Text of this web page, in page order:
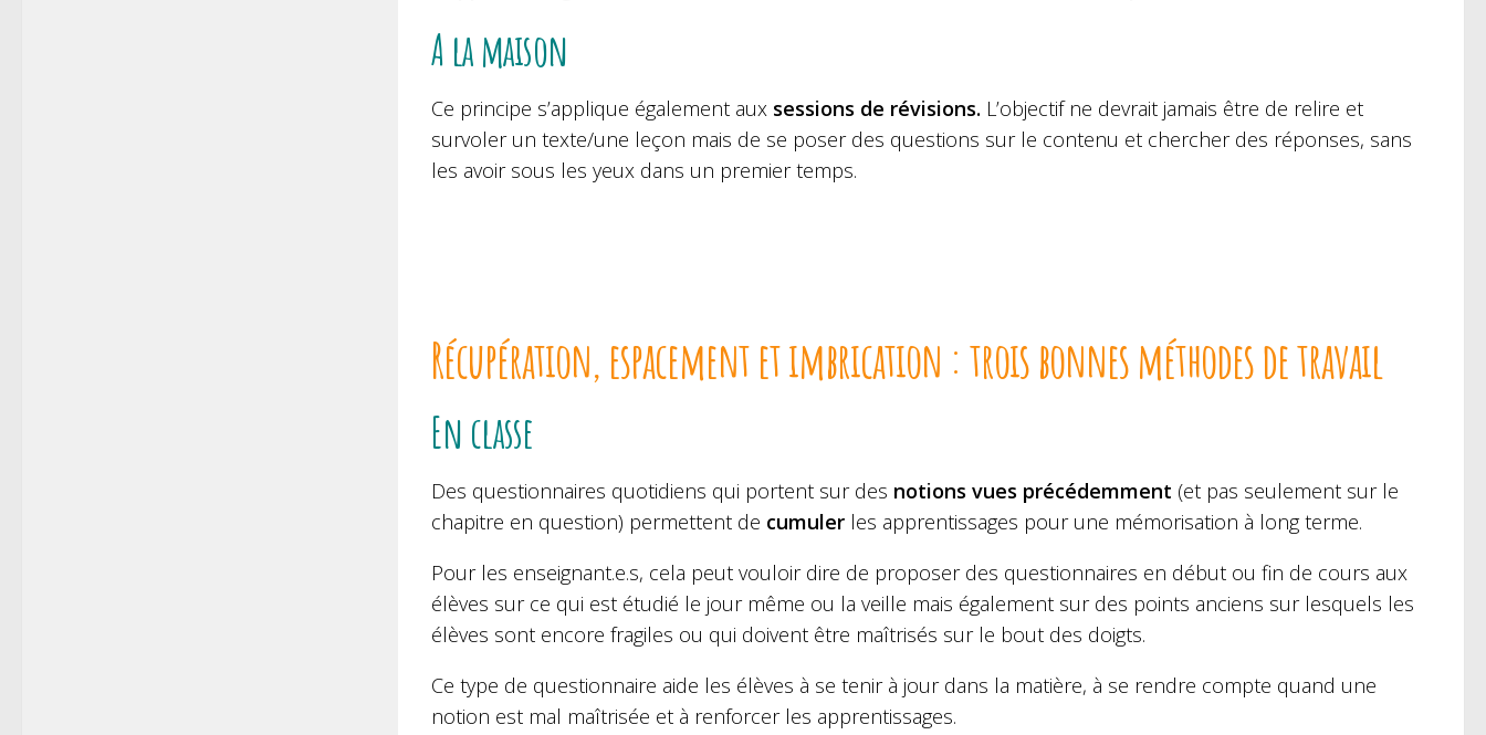
A la maison
Ce principe s’applique également aux sessions de révisions. L’objectif ne devrait jamais être de relire et
survoler un texte/une leçon mais de se poser des questions sur le contenu et chercher des réponses, sans
les avoir sous les yeux dans un premier temps.
Récupération, espacement et imbrication : trois bonnes méthodes de travail
En classe
Des questionnaires quotidiens qui portent sur des notions vues précédemment (et pas seulement sur le
chapitre en question) permettent de cumuler les apprentissages pour une mémorisation à long terme.
Pour les enseignant.e.s, cela peut vouloir dire de proposer des questionnaires en début ou fin de cours aux
élèves sur ce qui est étudié le jour même ou la veille mais également sur des points anciens sur lesquels les
élèves sont encore fragiles ou qui doivent être maîtrisés sur le bout des doigts.
Ce type de questionnaire aide les élèves à se tenir à jour dans la matière, à se rendre compte quand une
notion est mal maîtrisée et à renforcer les apprentissages.